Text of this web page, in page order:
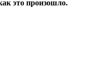
это произошло.